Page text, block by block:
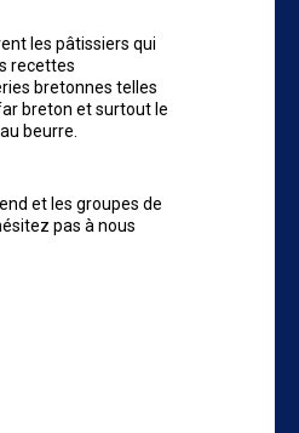
les pâtissiers qui
recettes
bretonnes telles
breton et surtout le
beurre.
et les groupes de
pas à nous